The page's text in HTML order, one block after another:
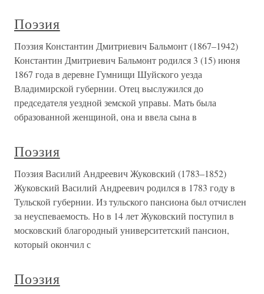
Поэзия
Поэзия Константин Дмитриевич Бальмонт (1867–1942)
Константин Дмитриевич Бальмонт родился 3 (15) июня
1867 года в деревне Гумнищи Шуйского уезда
Владимирской губернии. Отец выслужился до
председателя уездной земской управы. Мать была
образованной женщиной, она и ввела сына в
Поэзия
Поэзия Василий Андреевич Жуковский (1783–1852)
Жуковский Василий Андреевич родился в 1783 году в
Тульской губернии. Из тульского пансиона был отчислен
за неуспеваемость. Но в 14 лет Жуковский поступил в
московский благородный университетский пансион,
который окончил с
Поэзия